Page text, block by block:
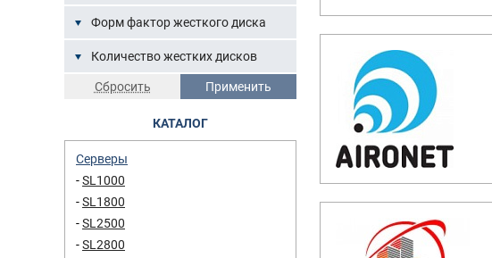
Форм фактор жесткого диска
Количество жестких дисков
КАТАЛОГ
Серверы
SL1000
SL1800
SL2500
SL2800